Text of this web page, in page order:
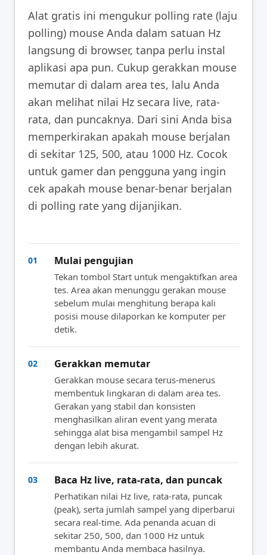
Alat gratis ini mengukur polling rate (laju
polling) mouse Anda dalam satuan Hz
langsung di browser, tanpa perlu instal
aplikasi apa pun. Cukup gerakkan mouse
memutar di dalam area tes, lalu Anda
akan melihat nilai Hz secara live, rata-
rata, dan puncaknya. Dari sini Anda bisa
memperkirakan apakah mouse berjalan
di sekitar 125, 500, atau 1000 Hz. Cocok
untuk gamer dan pengguna yang ingin
cek apakah mouse benar-benar berjalan
di polling rate yang dijanjikan.
01 Mulai pengujian
Tekan tombol Start untuk mengaktifkan area
tes. Area akan menunggu gerakan mouse
sebelum mulai menghitung berapa kali
posisi mouse dilaporkan ke komputer per
detik.
02 Gerakkan memutar
Gerakkan mouse secara terus-menerus
membentuk lingkaran di dalam area tes.
Gerakan yang stabil dan konsisten
menghasilkan aliran event yang merata
sehingga alat bisa mengambil sampel Hz
dengan lebih akurat.
03 Baca Hz live, rata-rata, dan puncak
Perhatikan nilai Hz live, rata-rata, puncak
(peak), serta jumlah sampel yang diperbarui
secara real-time. Ada penanda acuan di
sekitar 250, 500, dan 1000 Hz untuk
membantu Anda membaca hasilnya.